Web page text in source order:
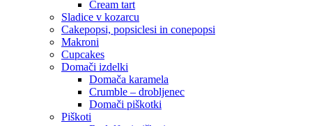
Cream tart
Sladice v kozarcu
Cakepopsi, popsiclesi in conepopsi
Makroni
Cupcakes
Domači izdelki
Domača karamela
Crumble – drobljenec
Domači piškotki
Piškoti